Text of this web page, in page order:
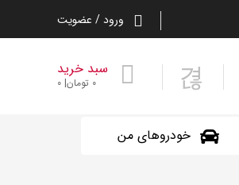
ورود / عضویت
سبد خرید
0 تومان 0
خودروهای من